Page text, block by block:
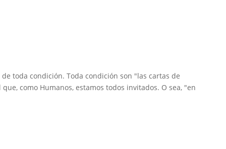
toda condición. Toda condición son "las cartas de
como Humanos, estamos todos invitados. O sea, "en